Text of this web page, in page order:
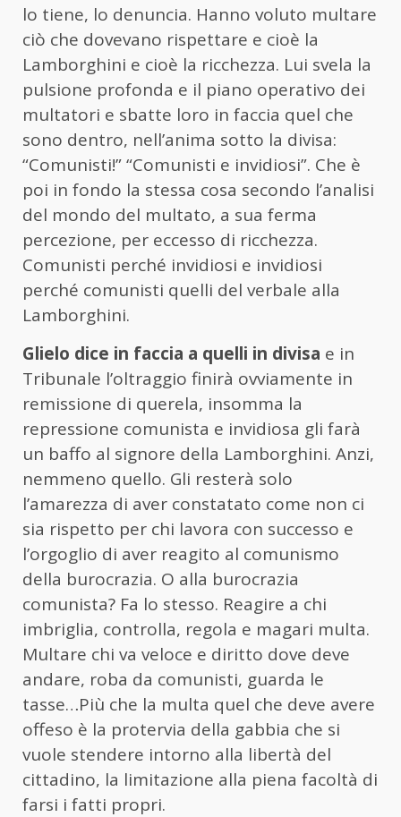
lo tiene, lo denuncia. Hanno voluto multare
ciò che dovevano rispettare e cioè la
Lamborghini e cioè la ricchezza. Lui svela la
pulsione profonda e il piano operativo dei
multatori e sbatte loro in faccia quel che
sono dentro, nell’anima sotto la divisa:
“Comunisti!” “Comunisti e invidiosi”. Che è
poi in fondo la stessa cosa secondo l’analisi
del mondo del multato, a sua ferma
percezione, per eccesso di ricchezza.
Comunisti perché invidiosi e invidiosi
perché comunisti quelli del verbale alla
Lamborghini.
Glielo dice in faccia a quelli in divisa e in
Tribunale l’oltraggio finirà ovviamente in
remissione di querela, insomma la
repressione comunista e invidiosa gli farà
un baffo al signore della Lamborghini. Anzi,
nemmeno quello. Gli resterà solo
l’amarezza di aver constatato come non ci
sia rispetto per chi lavora con successo e
l’orgoglio di aver reagito al comunismo
della burocrazia. O alla burocrazia
comunista? Fa lo stesso. Reagire a chi
imbriglia, controlla, regola e magari multa.
Multare chi va veloce e diritto dove deve
andare, roba da comunisti, guarda le
tasse…Più che la multa quel che deve avere
offeso è la protervia della gabbia che si
vuole stendere intorno alla libertà del
cittadino, la limitazione alla piena facoltà di
farsi i fatti propri.